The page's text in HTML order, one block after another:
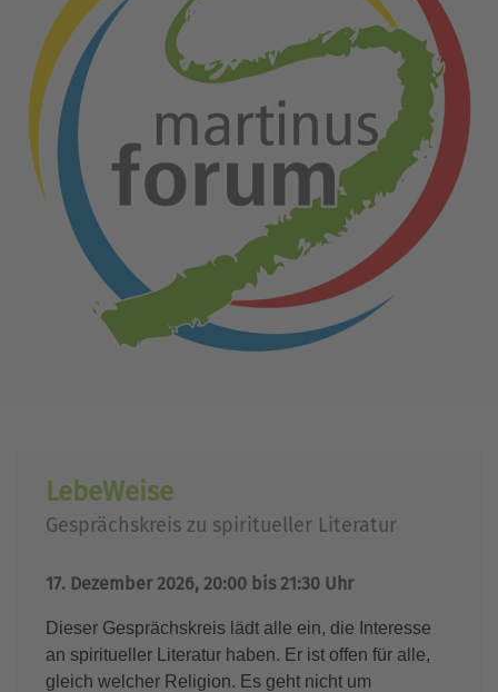
LebeWeise
Gesprächskreis zu spiritueller Literatur
17. Dezember 2026, 20:00 bis 21:30 Uhr
Dieser Gesprächskreis lädt alle ein, die Interesse
an spiritueller Literatur haben. Er ist offen für alle,
gleich welcher Religion. Es geht nicht um